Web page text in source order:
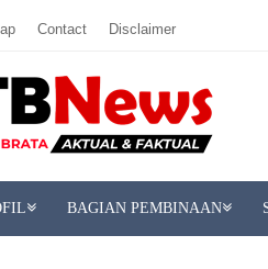
Contact Disclaimer
BAGIAN PEMBINAAN